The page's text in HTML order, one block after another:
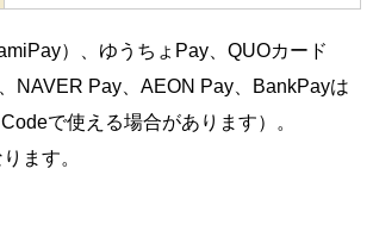
）、ゆうちょPay、QUOカード
NAVER Pay、AEON Pay、BankPayは
で使える場合があります）。
ます。